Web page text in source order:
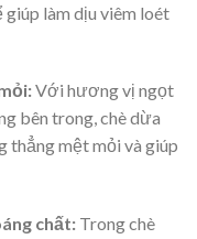
giúp làm dịu viêm loét
Với hương vị ngọt
bên trong, chè dừa
thẳng mệt mỏi và giúp
chất: Trong chè